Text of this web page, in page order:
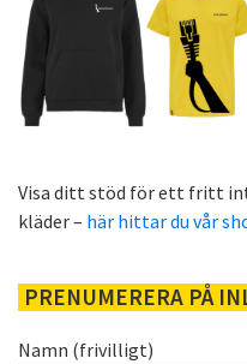
Visa ditt stöd för ett fritt
kläder – här hittar du vår
PRENUMERERA PÅ
Namn (frivilligt)